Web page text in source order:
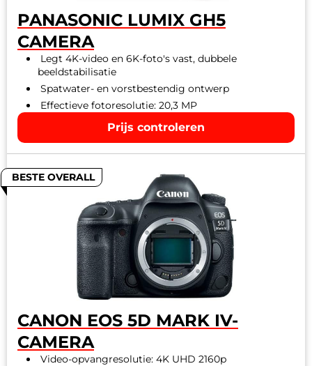
PANASONIC LUMIX GH5
CAMERA
Legt 4K-video en 6K-foto's vast, dubbele
beeldstabilisatie
Spatwater- en vorstbestendig ontwerp
Effectieve fotoresolutie: 20,3 MP
Prijs controleren
BESTE OVERALL
CANON EOS 5D MARK IV-
CAMERA
Video-opvangresolutie: 4K UHD 2160p